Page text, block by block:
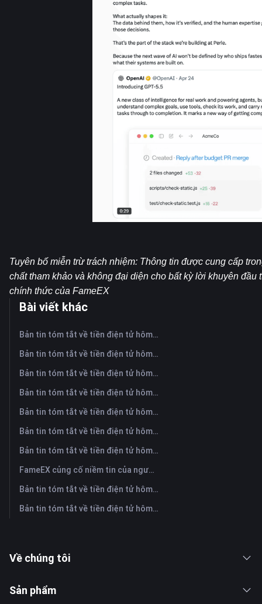
Tuyên bố miễn trừ trách nhiệm: Thông tin được cung cấp
chất tham khảo và không đại diện cho bất kỳ lời khuyên đầu
chính thức của FameEX
Bài viết khác
Bản tin tóm tắt về tiền điện tử hôm nay trên FameEX | Ngày 6 tháng 8 năm 2026
Bản tin tóm tắt về tiền điện tử hôm nay trên FameEX | Ngày 5 tháng 8 năm 2026
Bản tin tóm tắt về tiền điện tử hôm nay trên FameEX | Ngày 4 tháng 8 năm 2026
Bản tin tóm tắt về tiền điện tử hôm nay trên FameEX | Ngày 3 tháng 8 năm 2026
Bản tin tóm tắt về tiền điện tử hôm nay trên FameEX | Ngày 31 tháng 7 năm 2026
Bản tin tóm tắt về tiền điện tử hôm nay trên FameEX | Ngày 30 tháng 7 năm 2026
Bản tin tóm tắt về tiền điện tử hôm nay trên FameEX | Ngày 29 tháng 7 năm 2026
FameEX củng cố niềm tin của người dùng thông qua tám năm hoạt động ổn định và tăng trưởng toàn cầu
Bản tin tóm tắt về tiền điện tử hôm nay trên FameEX | Ngày 28 tháng 7 năm 2026
Bản tin tóm tắt về tiền điện tử hôm nay trên FameEX | Ngày 27 tháng 7 năm 2026
Về chúng tôi
Sản phẩm